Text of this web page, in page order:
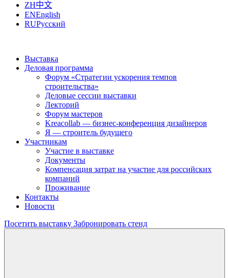
ZH中文
ENEnglish
RUРусский
Выставка
Деловая программа
Форум «Стратегии ускорения темпов
строительства»
Деловые сессии выставки
Лекторий
Форум мастеров
Kreacollab — бизнес-конференция дизайнеров
Я — строитель будущего
Участникам
Участие в выставке
Документы
Компенсация затрат на участие для российских
компаний
Проживание
Контакты
Новости
Посетить выставку Забронировать стенд